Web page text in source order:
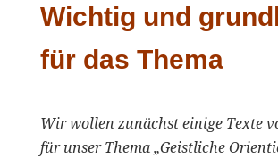
Wichtig und
für das Thema
Wir wollen zunächst einige Texte
für unser Thema „Geistliche